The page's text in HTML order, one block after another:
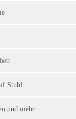
Stuhl
und mehr